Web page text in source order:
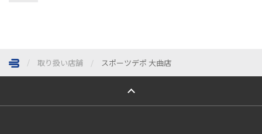
取り扱い店舗 スポーツデポ 大曲店
ページトップへ